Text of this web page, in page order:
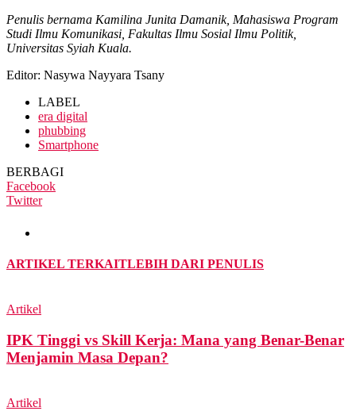
Penulis bernama Kamilina Junita Damanik, Mahasiswa Program
Studi Ilmu Komunikasi, Fakultas Ilmu Sosial Ilmu Politik,
Universitas Syiah Kuala.
Editor: Nasywa Nayyara Tsany
LABEL
era digital
phubbing
Smartphone
BERBAGI
Facebook
Twitter
ARTIKEL TERKAITLEBIH DARI PENULIS
Artikel
IPK Tinggi vs Skill Kerja: Mana yang Benar-Benar
Menjamin Masa Depan?
Artikel